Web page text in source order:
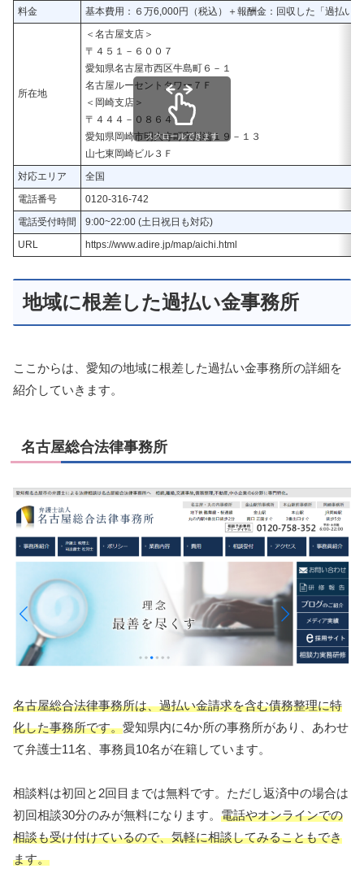
料金
基本費用：６万6,000円（税込）＋報酬金：回収した「過払い
所在地
＜名古屋支店＞
〒４５１－６００７
愛知県名古屋市西区牛島町６－１
名古屋ルーセントタワー７Ｆ
＜岡崎支店＞
〒４４４－０８６４
愛知県岡崎市明大寺町字川端１９－１３
山七東岡崎ビル３Ｆ
対応エリア
全国
電話番号
0120-316-742
電話受付時間
9:00~22:00 (土日祝日も対応)
URL
https://www.adire.jp/map/aichi.html
スクロールできます
地域に根差した過払い金事務所
ここからは、愛知の地域に根差した過払い金事務所の詳細を
紹介していきます。
名古屋総合法律事務所
名古屋総合法律事務所は、過払い金請求を含む債務整理に特
化した事務所です。愛知県内に4か所の事務所があり、あわせ
て弁護士11名、事務員10名が在籍しています。
相談料は初回と2回目までは無料です。ただし返済中の場合は
初回相談30分のみが無料になります。 電話やオンラインでの
相談も受け付けているので、気軽に相談してみることもでき
ます。